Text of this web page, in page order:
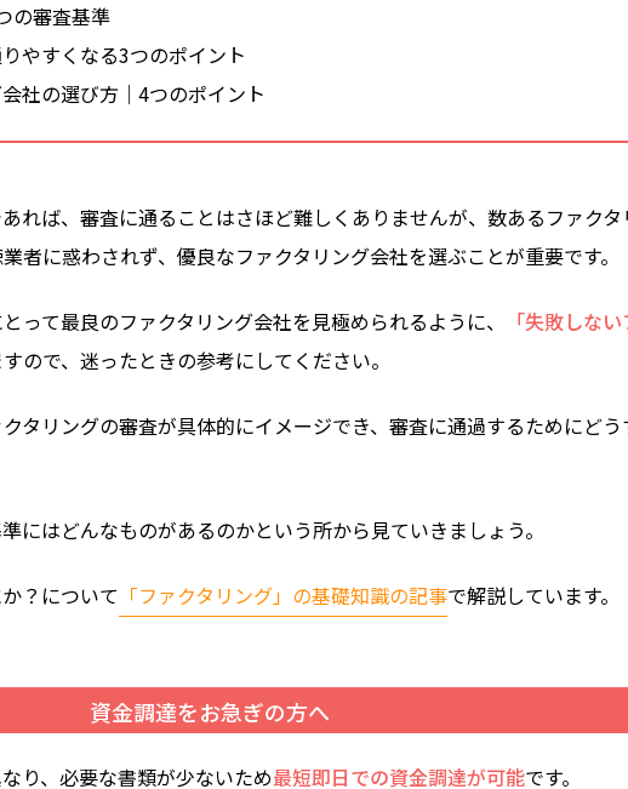
の審査基準
やすくなる3つのポイント
社の選び方｜4つのポイント
れば、審査に通ることはさほど難しくありませんが、数あるファク
者に惑わされず、優良なファクタリング会社を選ぶことが重要です。
って最良のファクタリング会社を見極められるように、
「失敗しな
ので、迷ったときの参考にしてください。
タリングの審査が具体的にイメージでき、審査に通過するためにどう
にはどんなものがあるのかという所から見ていきましょう。
？について 「ファクタリング」の基礎知識の記事で解説しています。
資金調達をお急ぎの方へ
り、必要な書類が少ないため最短即日での資金調達が可能です。